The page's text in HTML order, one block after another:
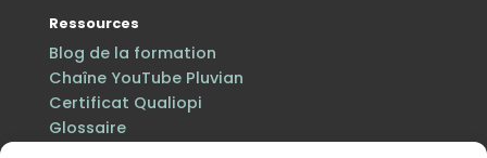
Ressources
Blog de la formation
Chaîne YouTube Pluvian
Certificat Qualiopi
Glossaire